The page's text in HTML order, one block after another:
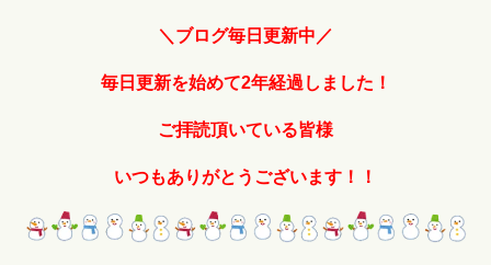
＼ブログ毎日更新中／
毎日更新を始めて2年経過しました！
ご拝読頂いている皆様
いつもありがとうございます！！